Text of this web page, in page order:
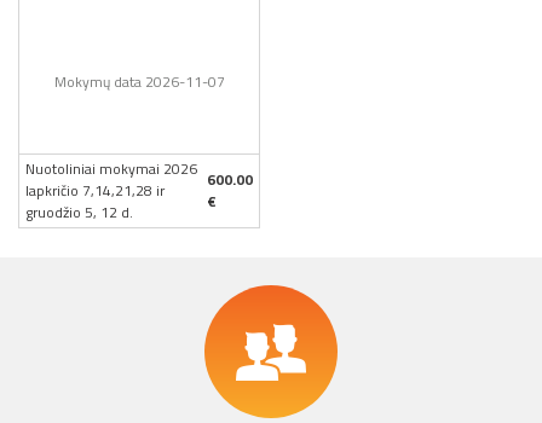
Mokymų data 2026-11-07
Nuotoliniai mokymai 2026
lapkričio 7,14,21,28 ir
gruodžio 5, 12 d.
600.00
€